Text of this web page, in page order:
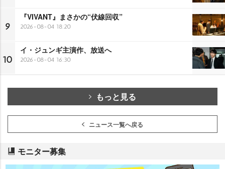
9
『VIVANT』まさかの“伏線回収”
2026-08-04 18:20
10
イ・ジュンギ主演作、放送へ
2026-08-04 16:30
もっと見る
ニュース一覧へ戻る
モニター募集